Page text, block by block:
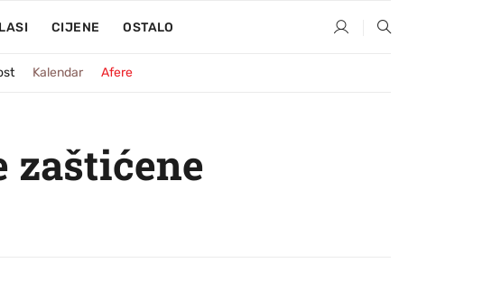
CIJENE OSTALO
Kalendar Afere
zaštićene